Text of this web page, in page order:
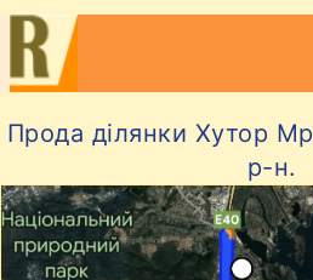
Прода ділянки Хутор
р-н.